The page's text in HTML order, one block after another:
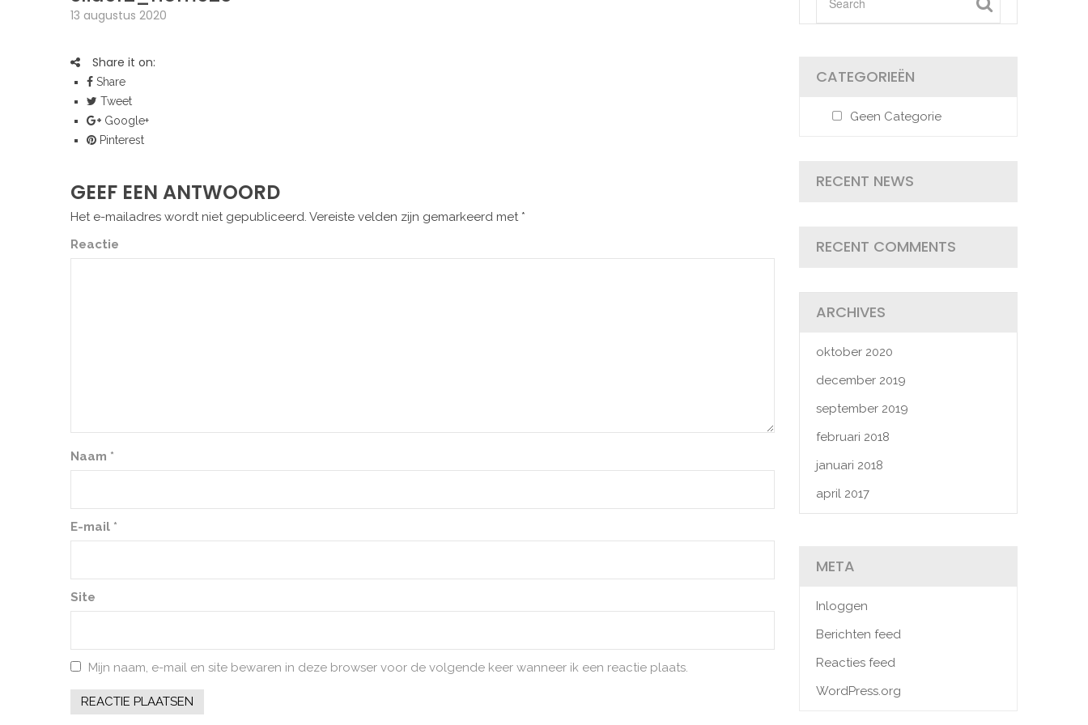
13 augustus 2020
Share it on:
Share
Tweet
Google+
Pinterest
GEEF EEN ANTWOORD
Het e-mailadres wordt niet gepubliceerd. Vereiste velden zijn gemarkeerd met *
Reactie
Naam *
E-mail *
Site
Mijn naam, e-mail en site bewaren in deze browser voor de volgende keer wanneer ik een reactie plaats.
CATEGORIEËN
Geen Categorie
RECENT NEWS
RECENT COMMENTS
ARCHIVES
oktober 2020
december 2019
september 2019
februari 2018
januari 2018
april 2017
META
Inloggen
Berichten feed
Reacties feed
WordPress.org